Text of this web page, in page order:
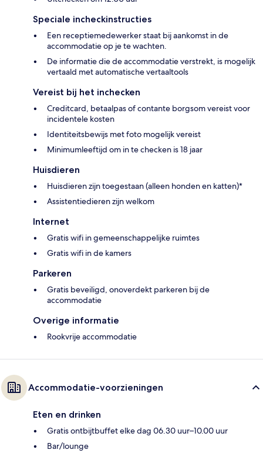
Speciale incheckinstructies
Een receptiemedewerker staat bij aankomst in de
accommodatie op je te wachten.
De informatie die de accommodatie verstrekt, is mogelijk
vertaald met automatische vertaaltools
Vereist bij het inchecken
Creditcard, betaalpas of contante borgsom vereist voor
incidentele kosten
Identiteitsbewijs met foto mogelijk vereist
Minimumleeftijd om in te checken is 18 jaar
Huisdieren
Huisdieren zijn toegestaan (alleen honden en katten)*
Assistentiedieren zijn welkom
Internet
Gratis wifi in gemeenschappelijke ruimtes
Gratis wifi in de kamers
Parkeren
Gratis beveiligd, onoverdekt parkeren bij de
accommodatie
Overige informatie
Rookvrije accommodatie
Accommodatie-voorzieningen
Eten en drinken
Gratis ontbijtbuffet elke dag 06.30 uur–10.00 uur
Bar/lounge